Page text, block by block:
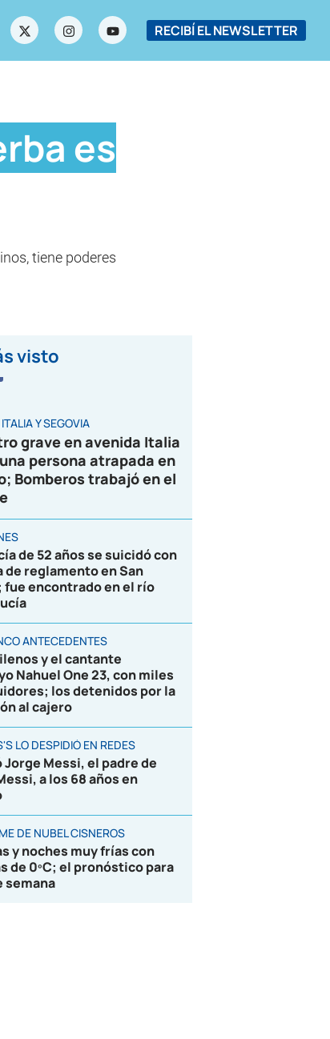
RECIBÍ EL NEWSLETTER
es
tiene poderes
visto
Y SEGOVIA
grave en avenida Italia
persona atrapada en
Bomberos trabajó en el
de 52 años se suicidó con
de reglamento en San
fue encontrado en el río
ANTECEDENTES
y el cantante
Nahuel One 23, con miles
los detenidos por la
al cajero
LO DESPIDIÓ EN REDES
Jorge Messi, el padre de
a los 68 años en
DE NUBEL CISNEROS
y noches muy frías con
de 0ºC; el pronóstico para
semana